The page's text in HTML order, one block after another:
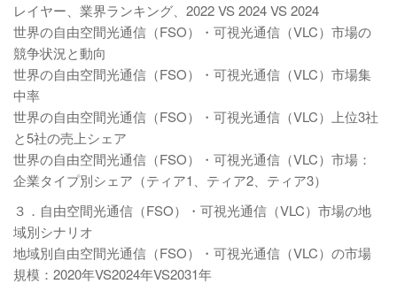
レイヤー、業界ランキング、2022 VS 2024 VS 2024
世界の自由空間光通信（FSO）・可視光通信（VLC）市場の
競争状況と動向
世界の自由空間光通信（FSO）・可視光通信（VLC）市場集
中率
世界の自由空間光通信（FSO）・可視光通信（VLC）上位3社
と5社の売上シェア
世界の自由空間光通信（FSO）・可視光通信（VLC）市場：
企業タイプ別シェア（ティア1、ティア2、ティア3）
３．自由空間光通信（FSO）・可視光通信（VLC）市場の地
域別シナリオ
地域別自由空間光通信（FSO）・可視光通信（VLC）の市場
規模：2020年VS2024年VS2031年